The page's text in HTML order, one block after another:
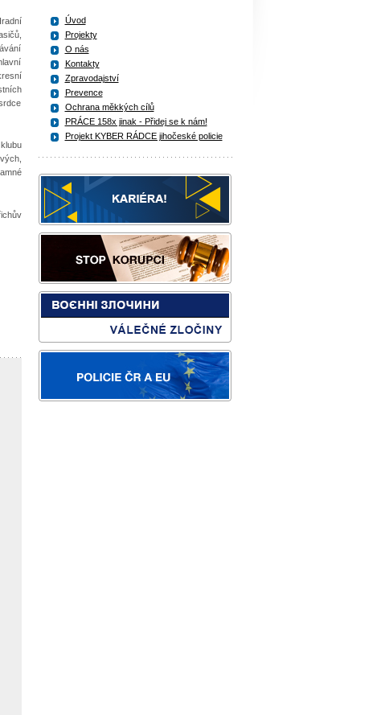
Úvod
Projekty
O nás
Kontakty
Zpravodajství
Prevence
Ochrana měkkých cílů
PRÁCE 158x jinak - Přidej se k nám!
Projekt KYBER RÁDCE jihočeské policie